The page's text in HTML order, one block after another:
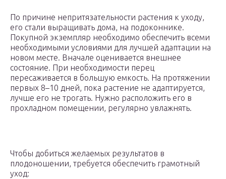
По причине непритязательности растения к уходу,
его стали выращивать дома, на подоконнике.
Покупной экземпляр необходимо обеспечить всеми
необходимыми условиями для лучшей адаптации на
новом месте. Вначале оценивается внешнее
состояние. При необходимости перец
пересаживается в большую емкость. На протяжении
первых 8–10 дней, пока растение не адаптируется,
лучше его не трогать. Нужно расположить его в
прохладном помещении, регулярно увлажнять.
Чтобы добиться желаемых результатов в
плодоношении, требуется обеспечить грамотный
уход: